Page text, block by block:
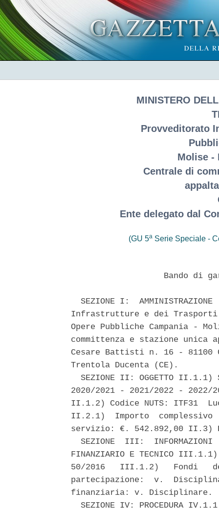
MINISTERO
Provveditorato
Molise -
Centrale di
Ente delegato dal
(GU 5a Serie Speciale -
Bando di
SEZIONE I:  AMMINISTRAZIONE
Infrastrutture e dei
Opere Pubbliche Campania -
committenza e stazione unica
Cesare Battisti n. 16 - 81100
Trentola Ducenta (CE).
SEZIONE II: OGGETTO II.1.1)
2020/2021 - 2021/2022 - 2022/
II.1.2) Codice NUTS: ITF31
II.2.1)  Importo
servizio: €. 542.892,00 II.3)
SEZIONE  III:  INFORMAZIONI
FINANZIARIO E TECNICO
50/2016   III.1.2)   Fondi
partecipazione:  v.
finanziaria: v. Disciplinare.
SEZIONE IV: PROCEDURA